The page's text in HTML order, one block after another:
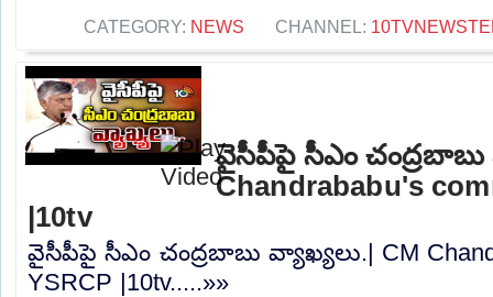
CATEGORY: NEWS CHANNEL:
వైసీపీపై సీఎం చంద్రబాబు
Chandrababu's
|10tv
వైసీపీపై సీఎం చంద్రబాబు వ్యాఖ్యలు.| CM
YSRCP |10tv.....»»